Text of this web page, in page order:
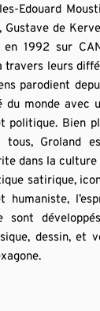
Edouard
Gustave de
1992 sur
travers leurs
parodient
du monde avec
Bien
tous, Groland
dans la
satirique,
humaniste,
sont
dessin, et